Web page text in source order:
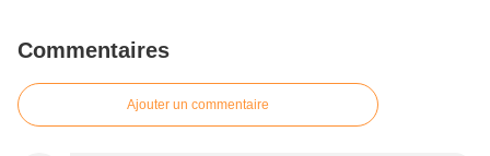
Commentaires
Ajouter un commentaire